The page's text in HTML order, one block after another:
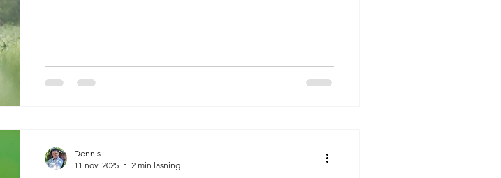
Dennis
11 nov. 2025
2 min läsning